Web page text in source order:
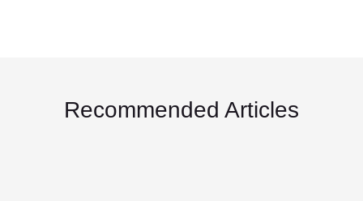
Recommended Articles